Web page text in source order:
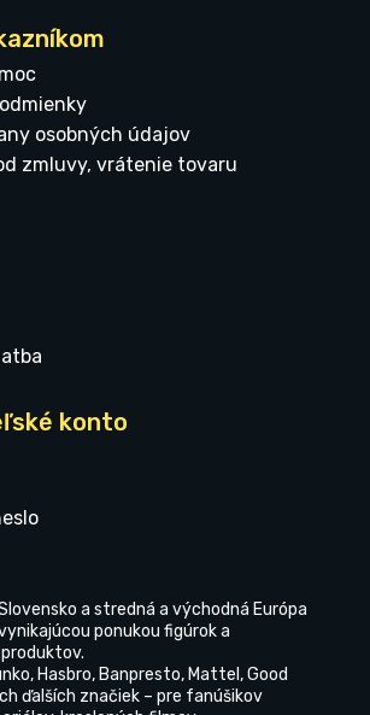
osobných údajov
zmluvy, vrátenie tovaru
konto
a stredná a východná Európa
ponukou figúrok a
Hasbro, Banpresto, Mattel, Good
ďalších značiek – pre fanúšikov